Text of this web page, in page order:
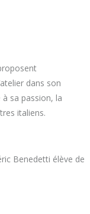
dans son
à sa passion, la
italiens.
Benedetti élève de